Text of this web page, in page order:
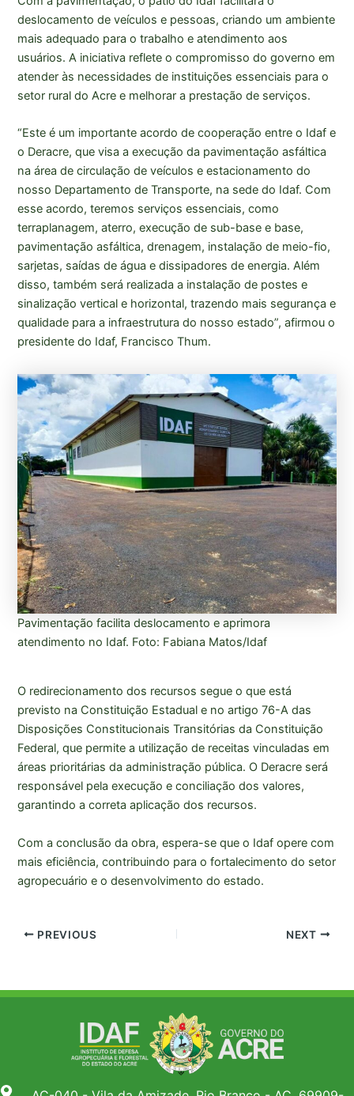
deslocamento de veículos e pessoas, criando um ambiente
mais adequado para o trabalho e atendimento aos
usuários. A iniciativa reflete o compromisso do governo em
atender às necessidades de instituições essenciais para o
setor rural do Acre e melhorar a prestação de serviços.
“Este é um importante acordo de cooperação entre o Idaf e
o Deracre, que visa a execução da pavimentação asfáltica
na área de circulação de veículos e estacionamento do
nosso Departamento de Transporte, na sede do Idaf. Com
esse acordo, teremos serviços essenciais, como
terraplanagem, aterro, execução de sub-base e base,
pavimentação asfáltica, drenagem, instalação de meio-fio,
sarjetas, saídas de água e dissipadores de energia. Além
disso, também será realizada a instalação de postes e
sinalização vertical e horizontal, trazendo mais segurança e
qualidade para a infraestrutura do nosso estado”, afirmou o
presidente do Idaf, Francisco Thum.
Pavimentação facilita deslocamento e aprimora
atendimento no Idaf. Foto: Fabiana Matos/Idaf
O redirecionamento dos recursos segue o que está
previsto na Constituição Estadual e no artigo 76-A das
Disposições Constitucionais Transitórias da Constituição
Federal, que permite a utilização de receitas vinculadas em
áreas prioritárias da administração pública. O Deracre será
responsável pela execução e conciliação dos valores,
garantindo a correta aplicação dos recursos.
Com a conclusão da obra, espera-se que o Idaf opere com
mais eficiência, contribuindo para o fortalecimento do setor
agropecuário e o desenvolvimento do estado.
PREVIOUS NEXT